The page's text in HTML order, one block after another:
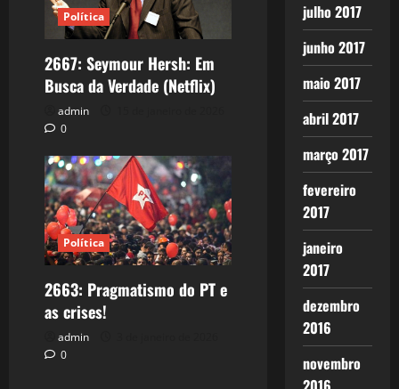
Política
2667: Seymour Hersh: Em
Busca da Verdade (Netflix)
admin
0
Política
2663: Pragmatismo do PT e
as crises!
admin
0
julho 2017
junho 2017
maio 2017
abril 2017
março 2017
fevereiro
2017
janeiro
2017
dezembro
2016
novembro